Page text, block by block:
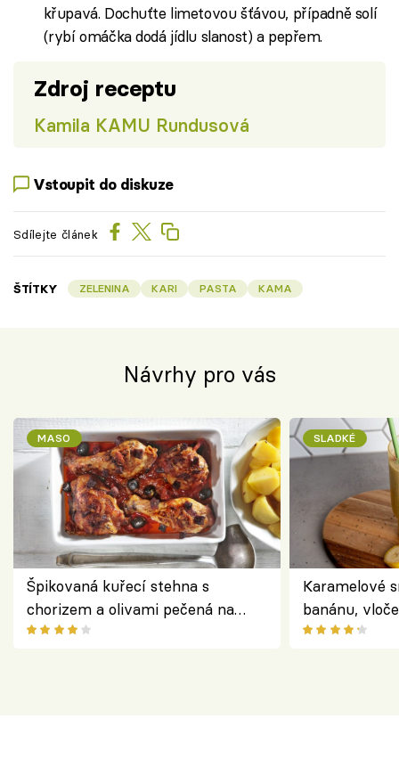
křupavá. Dochuťte limetovou šťávou, případně solí
(rybí omáčka dodá jídlu slanost) a pepřem.
Zdroj receptu
Kamila KAMU Rundusová
Vstoupit do diskuze
Sdílejte článek
ŠTÍTKY ZELENINA KARI PASTA KAMA
Návrhy pro vás
MASO
Špikovaná kuřecí stehna s
chorizem a olivami pečená na
letní zelenině – šťavnaté maso s
SLADKÉ
Karamelové
banánu,
snídaně do